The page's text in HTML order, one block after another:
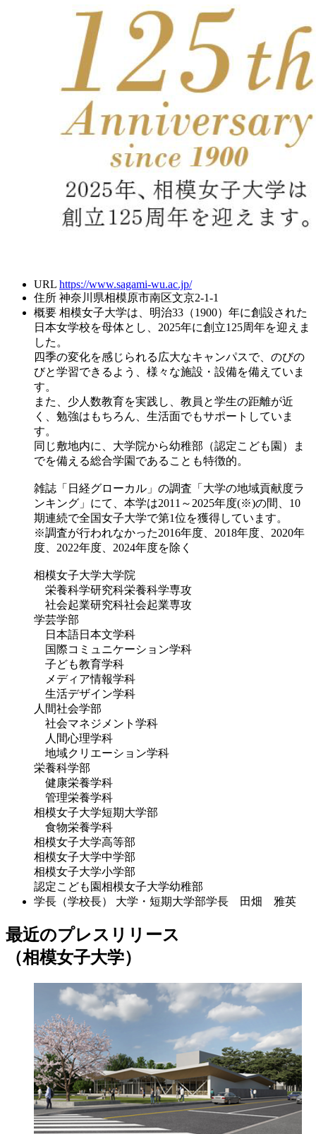
URL https://www.sagami-wu.ac.jp/
住所 神奈川県相模原市南区文京2-1-1
概要 相模女子大学は、明治33（1900）年に創設された
日本女学校を母体とし、2025年に創立125周年を迎えま
した。
四季の変化を感じられる広大なキャンパスで、のびの
びと学習できるよう、様々な施設・設備を備えていま
す。
また、少人数教育を実践し、教員と学生の距離が近
く、勉強はもちろん、生活面でもサポートしていま
す。
同じ敷地内に、大学院から幼稚部（認定こども園）ま
でを備える総合学園であることも特徴的。
雑誌「日経グローカル」の調査「大学の地域貢献度ラ
ンキング」にて、本学は2011～2025年度(※)の間、10
期連続で全国女子大学で第1位を獲得しています。
※調査が行われなかった2016年度、2018年度、2020年
度、2022年度、2024年度を除く
相模女子大学大学院
栄養科学研究科栄養科学専攻
社会起業研究科社会起業専攻
学芸学部
日本語日本文学科
国際コミュニケーション学科
子ども教育学科
メディア情報学科
生活デザイン学科
人間社会学部
社会マネジメント学科
人間心理学科
地域クリエーション学科
栄養科学部
健康栄養学科
管理栄養学科
相模女子大学短期大学部
食物栄養学科
相模女子大学高等部
相模女子大学中学部
相模女子大学小学部
認定こども園相模女子大学幼稚部
学長（学校長）
大学・短期大学部学長 田畑 雅英
最近のプレスリリース
（相模女子大学）